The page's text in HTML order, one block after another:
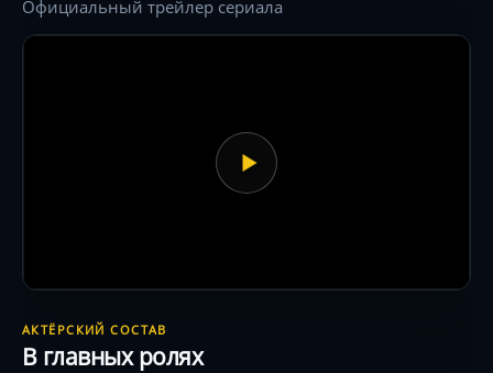
Официальный трейлер сериала
АКТЁРСКИЙ СОСТАВ
В главных ролях